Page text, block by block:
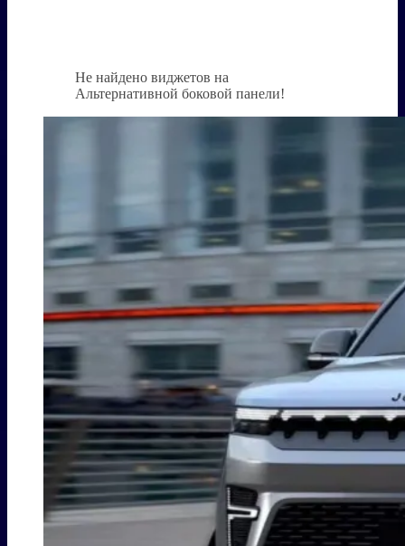
Не найдено виджетов на
Альтернативной боковой панели!